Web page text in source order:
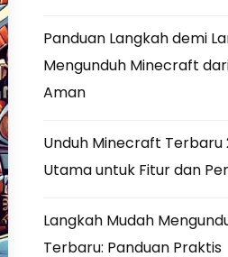
Panduan Langkah demi
Mengunduh Minecraft
Aman
Unduh Minecraft Terbaru
Utama untuk Fitur dan
Langkah Mudah
Terbaru: Panduan Praktis